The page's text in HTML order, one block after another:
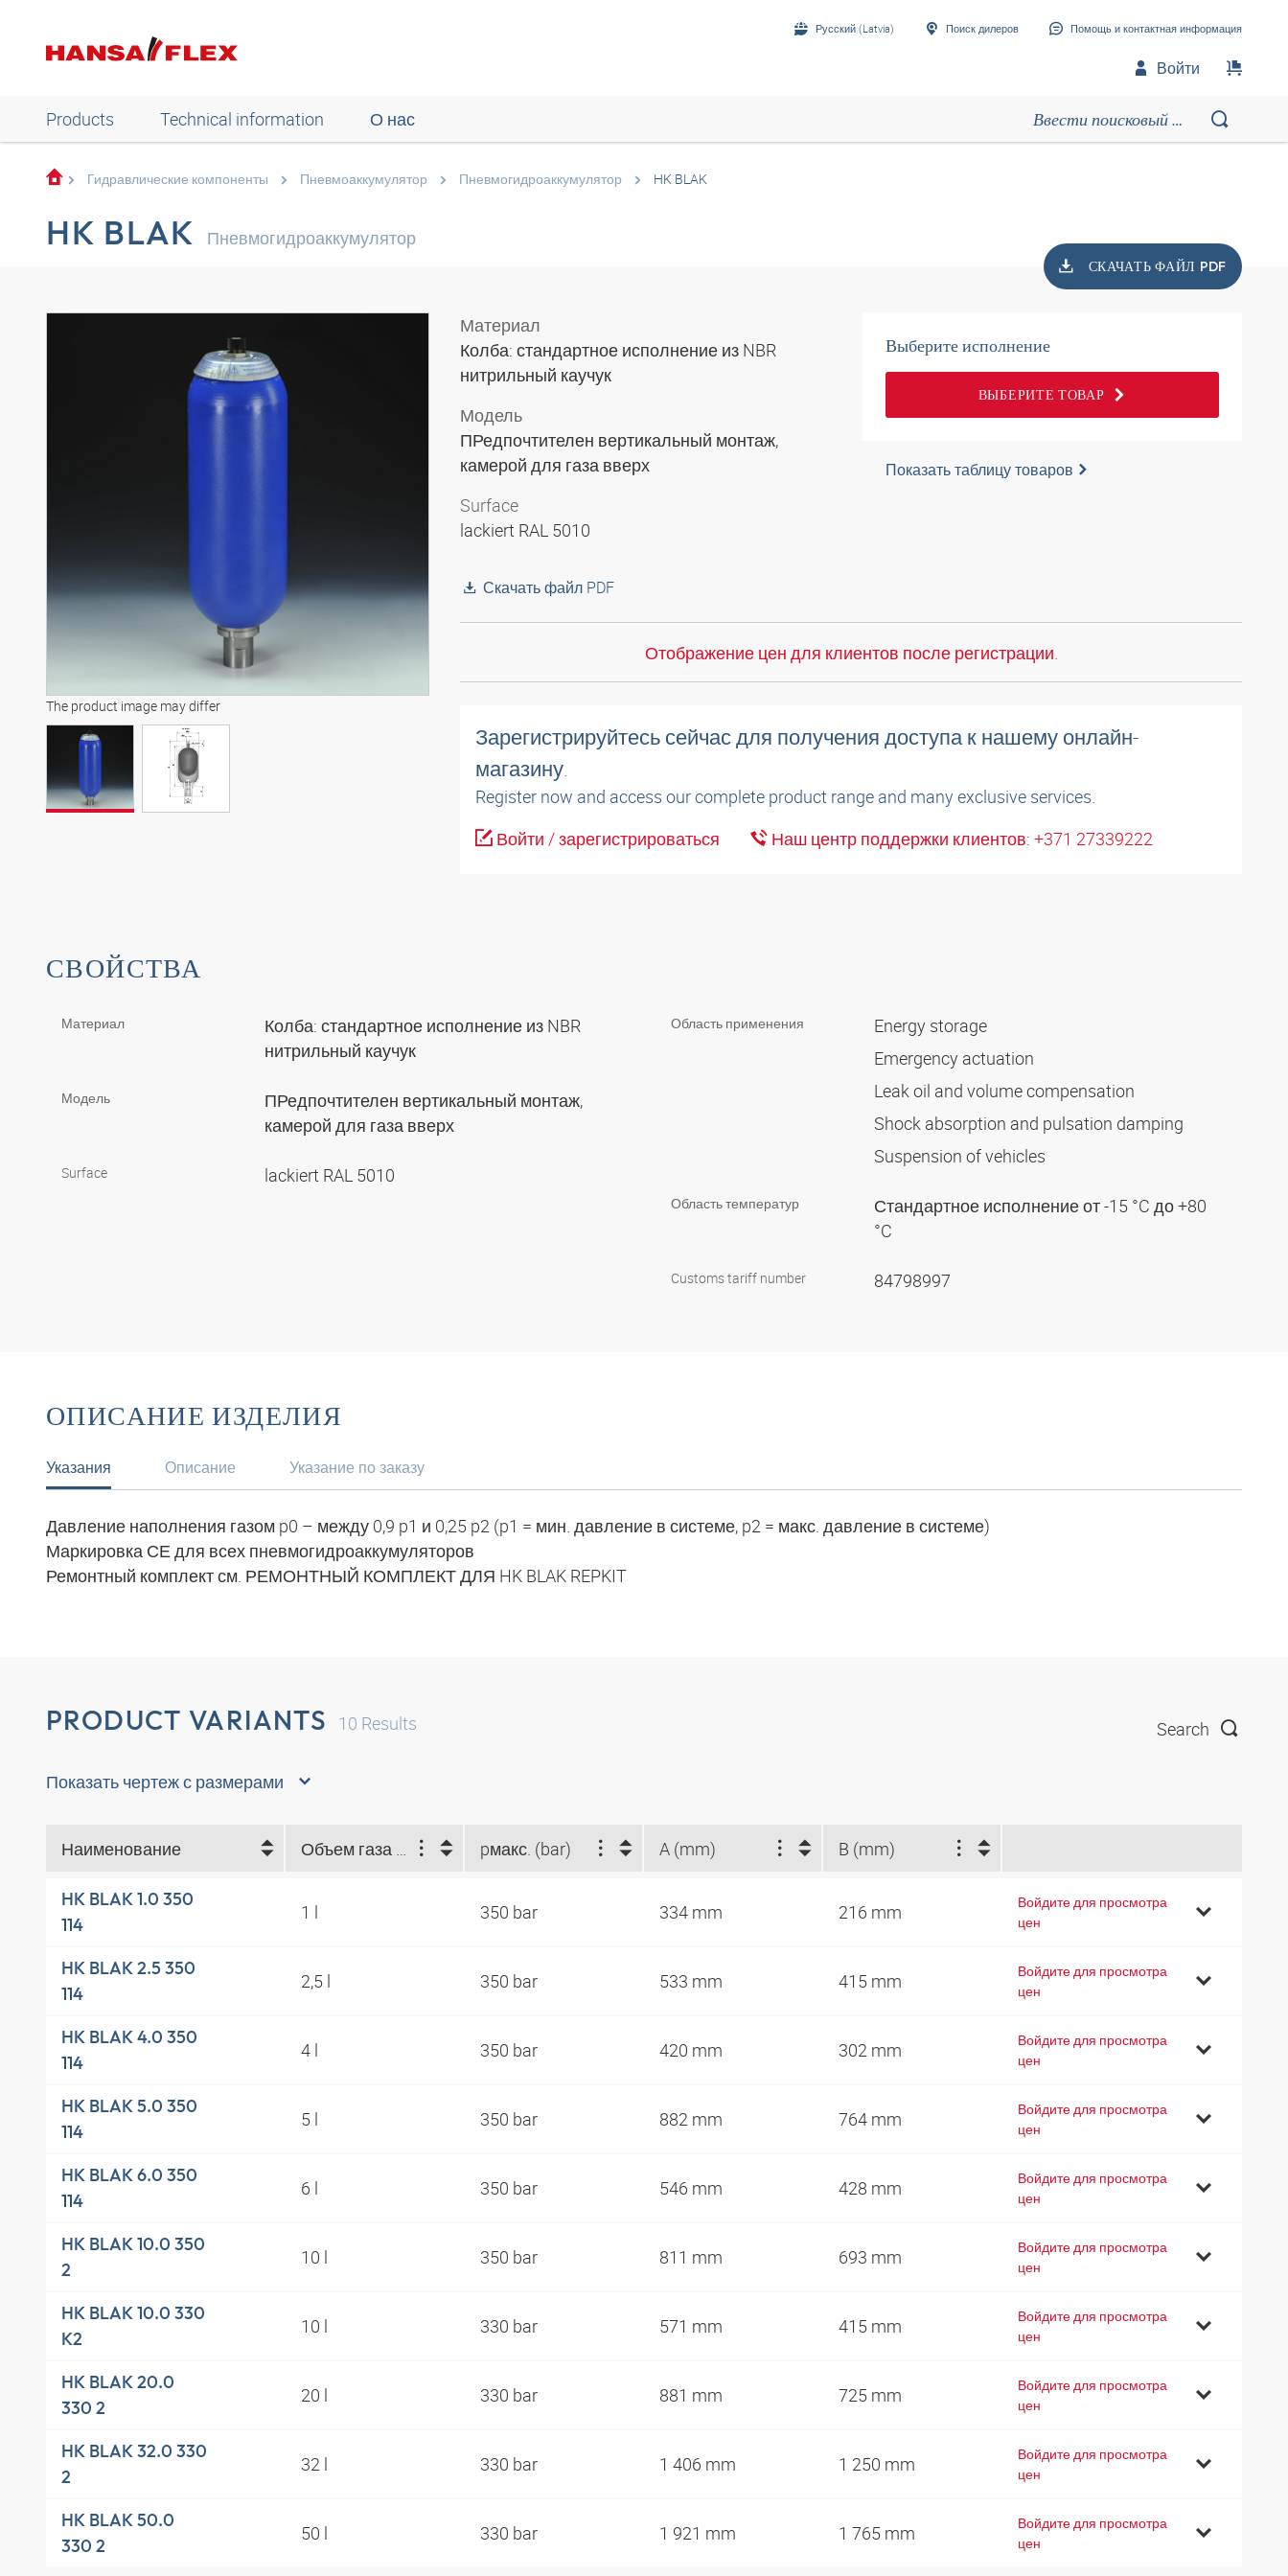
Русский (Latvia) Поиск дилеров Помощь и контактная информация
Войти
Products Technical information О нас
Гидравлические компоненты Пневмоаккумулятор Пневмогидроаккумулятор HK BLAK
HK BLAK Пневмогидроаккумулятор
СКАЧАТЬ ФАЙЛ PDF
The product image may differ
Материал
Колба: стандартное исполнение из NBR
нитрильный каучук
Модель
ПРедпочтителен вертикальный монтаж,
камерой для газа вверх
Surface
lackiert RAL 5010
Скачать файл PDF
Выберите исполнение
ВЫБЕРИТЕ ТОВАР
Показать таблицу товаров
Отображение цен для клиентов после регистрации.
Зарегистрируйтесь сейчас для получения доступа к нашему онлайн-
магазину.
Register now and access our complete product range and many exclusive services.
Войти / зарегистрироваться
Наш центр поддержки клиентов: +371 27339222
СВОЙСТВА
Материал
Колба: стандартное исполнение из NBR
нитрильный каучук
Модель
ПРедпочтителен вертикальный монтаж,
камерой для газа вверх
Surface lackiert RAL 5010
Область применения
Energy storage
Emergency actuation
Leak oil and volume compensation
Shock absorption and pulsation damping
Suspension of vehicles
Область температур
Стандартное исполнение от -15 °C до +80
°C
Customs tariff number 84798997
ОПИСАНИЕ ИЗДЕЛИЯ
Указания
Давление наполнения газом p0 – между 0,9 p1 и 0,25 p2 (p1 = мин. давление в системе, p2 = макс. давление в системе)
Маркировка СЕ для всех пневмогидроаккумуляторов
Ремонтный комплект см. РЕМОНТНЫЙ КОМПЛЕКТ ДЛЯ HK BLAK REPKIT
Описание Указание по заказу
PRODUCT VARIANTS 10 Results Search
Показать чертеж с размерами
Наименование pмакс. (bar) A (mm) B (mm)
HK BLAK 1.0 350
114
1 l 350 bar 334 mm 216 mm
Войдите для просмотра
цен
HK BLAK 2.5 350
114
2,5 l 350 bar 533 mm 415 mm
Войдите для просмотра
цен
HK BLAK 4.0 350
114
4 l 350 bar 420 mm 302 mm
Войдите для просмотра
цен
HK BLAK 5.0 350
114
5 l 350 bar 882 mm 764 mm
Войдите для просмотра
цен
HK BLAK 6.0 350
114
6 l 350 bar 546 mm 428 mm
Войдите для просмотра
цен
HK BLAK 10.0 350
2
10 l 350 bar 811 mm 693 mm
Войдите для просмотра
цен
HK BLAK 10.0 330
K2
10 l 330 bar 571 mm 415 mm
Войдите для просмотра
цен
HK BLAK 20.0
330 2
20 l 330 bar 881 mm 725 mm
Войдите для просмотра
цен
HK BLAK 32.0 330
2
32 l 330 bar 1 406 mm 1 250 mm
Войдите для просмотра
цен
HK BLAK 50.0
330 2
50 l 330 bar 1 921 mm 1 765 mm
Войдите для просмотра
цен